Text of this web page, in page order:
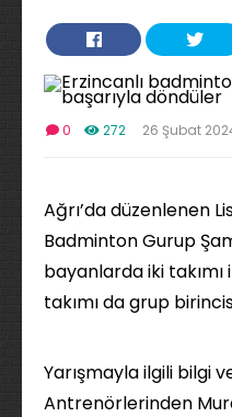
0 272 26 Şubat
Ağrı’da düzenlenen
Badminton Gurup
bayanlarda iki
takımı da grup
Yarışmayla ilgili bilgi
Antrenörlerinden